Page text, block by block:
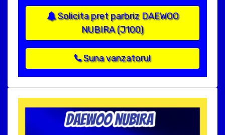
Solicita pret parbriz DAEWOO
NUBIRA (J100)
Suna vanzatorul